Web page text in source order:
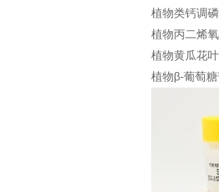
植物类钙调
植物丙二烯
植物黄瓜花
植物β-葡萄